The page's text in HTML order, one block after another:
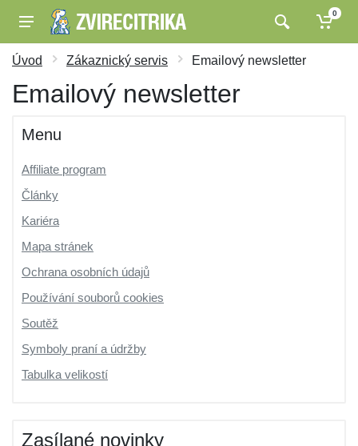
0
Úvod Zákaznický servis Emailový newsletter
Emailový newsletter
Menu
Affiliate program
Články
Kariéra
Mapa stránek
Ochrana osobních údajů
Používání souborů cookies
Soutěž
Symboly praní a údržby
Tabulka velikostí
Zasílané novinky